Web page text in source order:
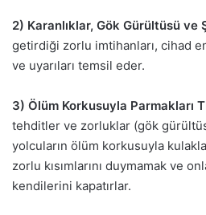
2) Karanlıklar, Gök Gürültüsü ve
getirdiği zorlu imtihanları, cihad
ve uyarıları temsil eder.
3) Ölüm Korkusuyla Parmakları
tehditler ve zorluklar (gök
yolcuların ölüm korkusuyla
zorlu kısımlarını duymamak ve
kendilerini kapatırlar.